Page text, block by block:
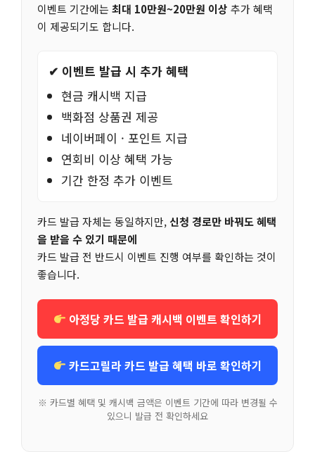
이벤트 기간에는 최대 10만원~20만원 이상 추가 혜택
이 제공되기도 합니다.
✔ 이벤트 발급 시 추가 혜택
현금 캐시백 지급
백화점 상품권 제공
네이버페이 · 포인트 지급
연회비 이상 혜택 가능
기간 한정 추가 이벤트
카드 발급 자체는 동일하지만, 신청 경로만 바꿔도 혜택
을 받을 수 있기 때문에
카드 발급 전 반드시 이벤트 진행 여부를 확인하는 것이
좋습니다.
아정당 카드 발급 캐시백 이벤트 확인하기
카드고릴라 카드 발급 혜택 바로 확인하기
※ 카드별 혜택 및 캐시백 금액은 이벤트 기간에 따라 변경될 수
있으니 발급 전 확인하세요